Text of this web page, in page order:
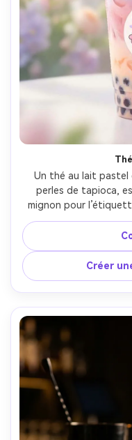
Un thé au lait pastel
perles de tapioca,
mignon pour
douces, mise en page
et petit badge
style iPhone 15 Pro
35mm, légère prise
condensation et
au
Créer